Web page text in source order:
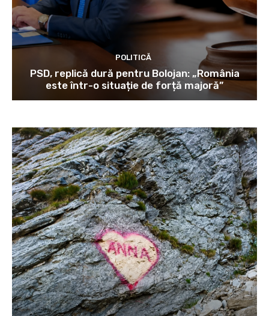
POLITICĂ
PSD, replică dură pentru Bolojan: „România
este într-o situație de forță majoră”